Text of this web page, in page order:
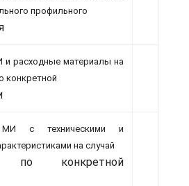
профильного
и расходные материалы на
конкретной
с техническими и
на случай
по конкретной